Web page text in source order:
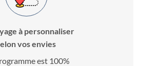
à personnaliser
vos envies
est 100%